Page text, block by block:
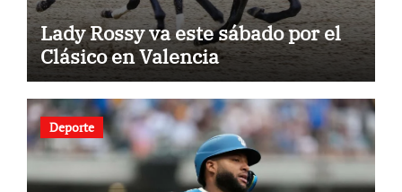
Lady Rossy va este sábado por el
Clásico en Valencia
Deporte